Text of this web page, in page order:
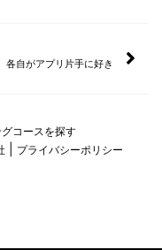
各自がアプリ片手に好き
コースを探す
プライバシーポリシー